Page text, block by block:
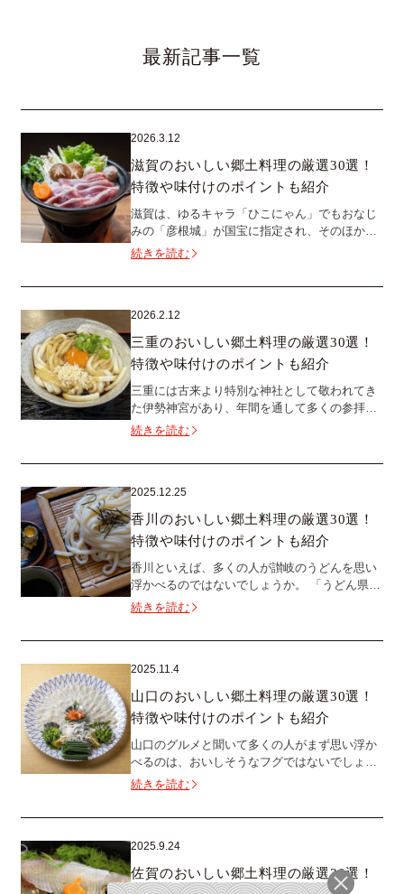
最新記事一覧
2026.3.12
滋賀のおいしい郷土料理の厳選30選！
特徴や味付けのポイントも紹介
滋賀は、ゆるキャラ「ひこにゃん」でもおなじ
みの「彦根城」が国宝に指定され、そのほかに
も城跡が多数残る歴史のある土地です。 滋賀と
いえば、「琵琶湖を思い浮かべる」...
続きを読む
2026.2.12
三重のおいしい郷土料理の厳選30選！
特徴や味付けのポイントも紹介
三重には古来より特別な神社として敬われてき
た伊勢神宮があり、年間を通して多くの参拝客
が訪れます。F1日本グランプリが開催される鈴
鹿サーキットも非常に有名な観光ス...
続きを読む
2025.12.25
香川のおいしい郷土料理の厳選30選！
特徴や味付けのポイントも紹介
香川といえば、多くの人が讃岐のうどんを思い
浮かべるのではないでしょうか。 「うどん県」
とPRするほどの知名度を持つ香川のうどんです
が、香川でうどんが発展した背景...
続きを読む
2025.11.4
山口のおいしい郷土料理の厳選30選！
特徴や味付けのポイントも紹介
山口のグルメと聞いて多くの人がまず思い浮か
べるのは、おいしそうなフグではないでしょう
か。 山口は本州最西端で、九州との間は関門海
峡で隔たれています。瀬戸内海と日...
続きを読む
2025.9.24
佐賀のおいしい郷土料理の厳選30選！